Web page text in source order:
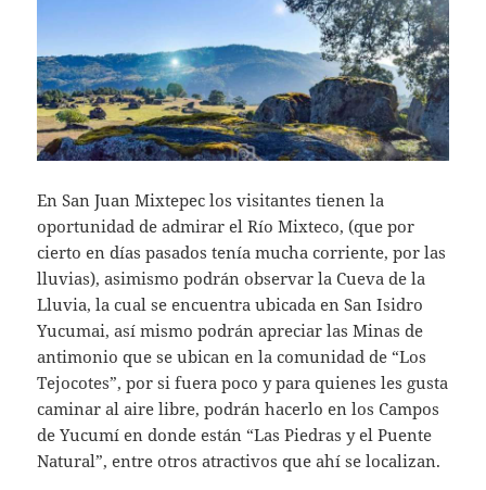
En San Juan Mixtepec los visitantes tienen la
oportunidad de admirar el Río Mixteco, (que por
cierto en días pasados tenía mucha corriente, por las
lluvias), asimismo podrán observar la Cueva de la
Lluvia, la cual se encuentra ubicada en San Isidro
Yucumai, así mismo podrán apreciar las Minas de
antimonio que se ubican en la comunidad de “Los
Tejocotes”, por si fuera poco y para quienes les gusta
caminar al aire libre, podrán hacerlo en los Campos
de Yucumí en donde están “Las Piedras y el Puente
Natural”, entre otros atractivos que ahí se localizan.